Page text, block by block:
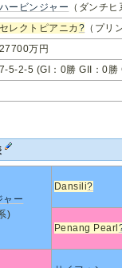
ハービンジャー （ダンチヒ
セレクトピアニカ ? （プリ
27700万円
7-5-2-5 (GI：0勝 GII：0勝
ャー
)
Dansili?
Penang Pearl